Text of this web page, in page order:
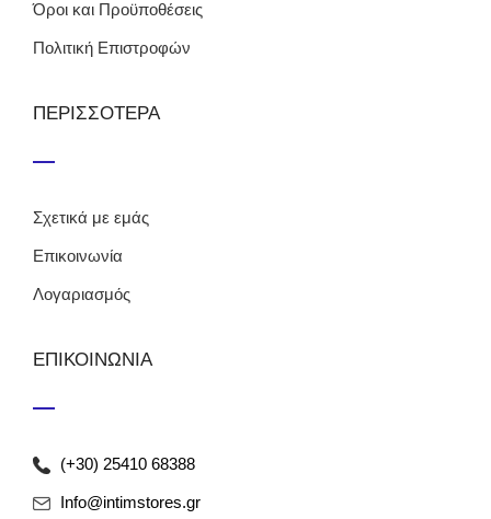
Όροι και Προϋποθέσεις
Πολιτική Επιστροφών
ΠΕΡΙΣΣΟΤΕΡΑ
Σχετικά με εμάς
Επικοινωνία
Λογαριασμός
ΕΠΙΚΟΙΝΩΝΙΑ
(+30) 25410 68388
Info@intimstores.gr